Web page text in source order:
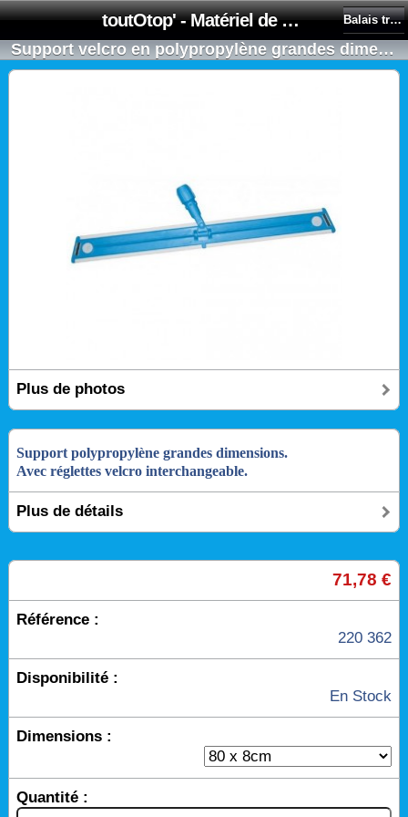
toutOtop' - Matériel de nettoyage, produit d'entretien, lubrifiant pour professionnel et particulier Balais trapèze et franges
Support velcro en polypropylène grandes dimensions
Plus de photos
Support polypropylène grandes dimensions.
Avec réglettes velcro interchangeable.
Plus de détails
71,78 €
Référence :
220 362
Disponibilité :
En Stock
Dimensions :
Quantité :